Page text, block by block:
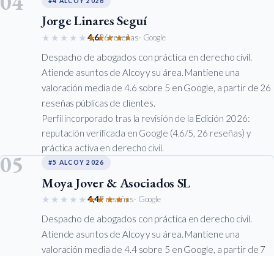
Jorge Linares Seguí
★★★★★★★★★★
4,626 reseñas· Google
Despacho de abogados con práctica en derecho civil.
Atiende asuntos de Alcoy y su área. Mantiene una
valoración media de 4.6 sobre 5 en Google, a partir de 26
reseñas públicas de clientes.
Perfil incorporado tras la revisión de la Edición 2026:
reputación verificada en Google (4.6/5, 26 reseñas) y
práctica activa en derecho civil.
05 #5 ALCOY 2026
Moya Jover & Asociados SL
★★★★★★★★★★
4,47 reseñas· Google
Despacho de abogados con práctica en derecho civil.
Atiende asuntos de Alcoy y su área. Mantiene una
valoración media de 4.4 sobre 5 en Google, a partir de 7